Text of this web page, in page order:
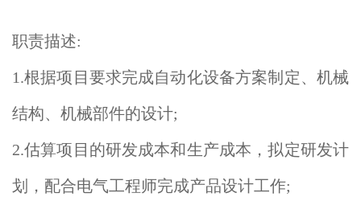
职责描述:
1.根据项目要求完成自动化设备方案制定、机械
结构、机械部件的设计;
2.估算项目的研发成本和生产成本，拟定研发计
划，配合电气工程师完成产品设计工作;